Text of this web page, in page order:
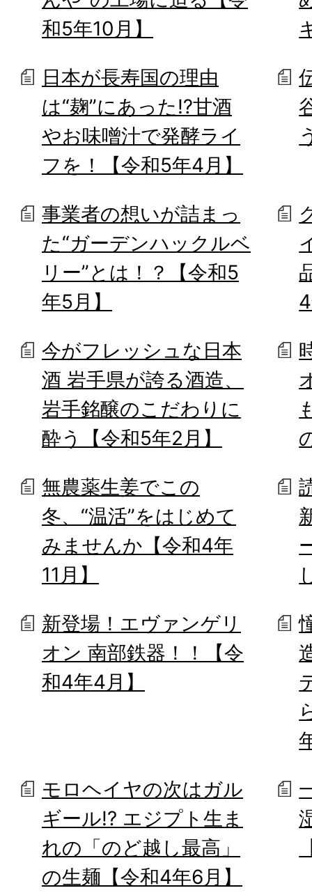
和5年10月】
日本が長寿国の理由
は“麹”にあった⁉甘酒
やお味噌汁で発酵ライ
フを！【令和5年4月】
事業者の想いが詰まっ
た“ガーデンハックルベ
リー”とは！？【令和5
年5月】
今がフレッシュな日本
酒 岩手県が誇る酒造、
岩手銘醸のこだわりに
酔う【令和5年2月】
無農薬生姜でこの
冬、“温活”をはじめて
みませんか【令和4年
11月】
新登場！エヴァンゲリ
オン 南部鉄器！！【令
和4年4月】
モロヘイヤの次はガル
ギール!? エジプト生ま
れの「のど越し最高」
の生麺【令和4年6月】